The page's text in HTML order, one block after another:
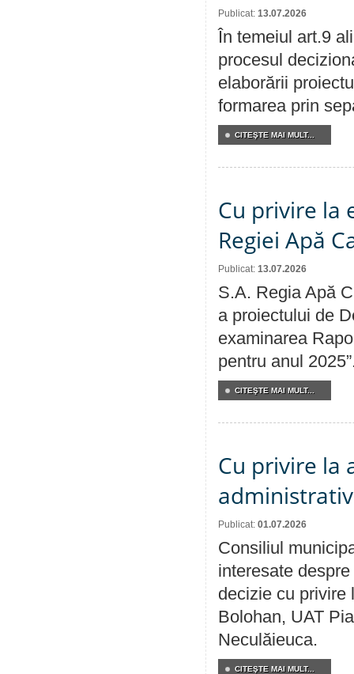
Publicat: 13.07.2026
În temeiul art.9
procesul
elaborării
formarea prin
CITEŞTE MAI MULT...
Cu privire la
Regiei Apă
Publicat: 13.07.2026
S.A. Regia Apă
a proiectului de
examinarea
pentru anul
CITEŞTE MAI MULT...
Cu privire la
Publicat: 01.07.2026
Consiliul
interesate
decizie cu privire
Bolohan, UAT
Neculăieuca.
CITEŞTE MAI MULT...